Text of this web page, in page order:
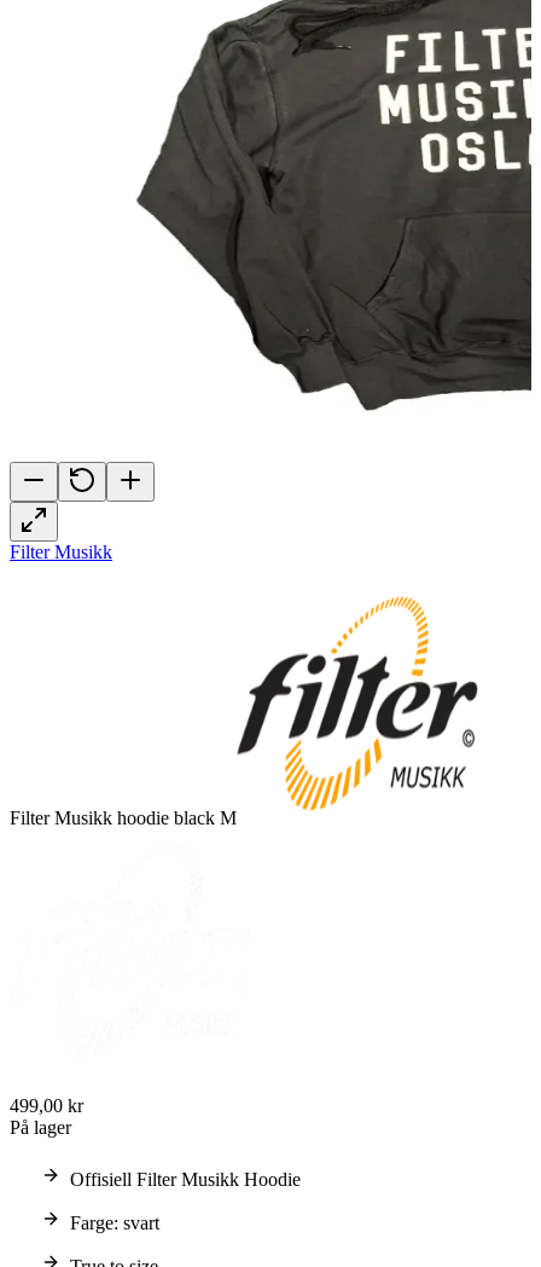
Filter Musikk
Filter Musikk hoodie black M
499,00 kr
På lager
Offisiell Filter Musikk Hoodie
Farge: svart